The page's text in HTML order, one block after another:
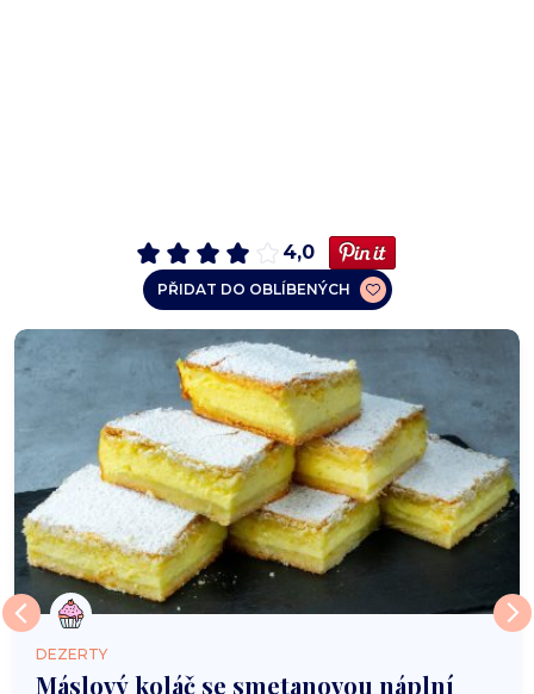
4,0
PŘIDAT DO OBLÍBENÝCH
DEZERTY
Máslový koláč se smetanovou náplní